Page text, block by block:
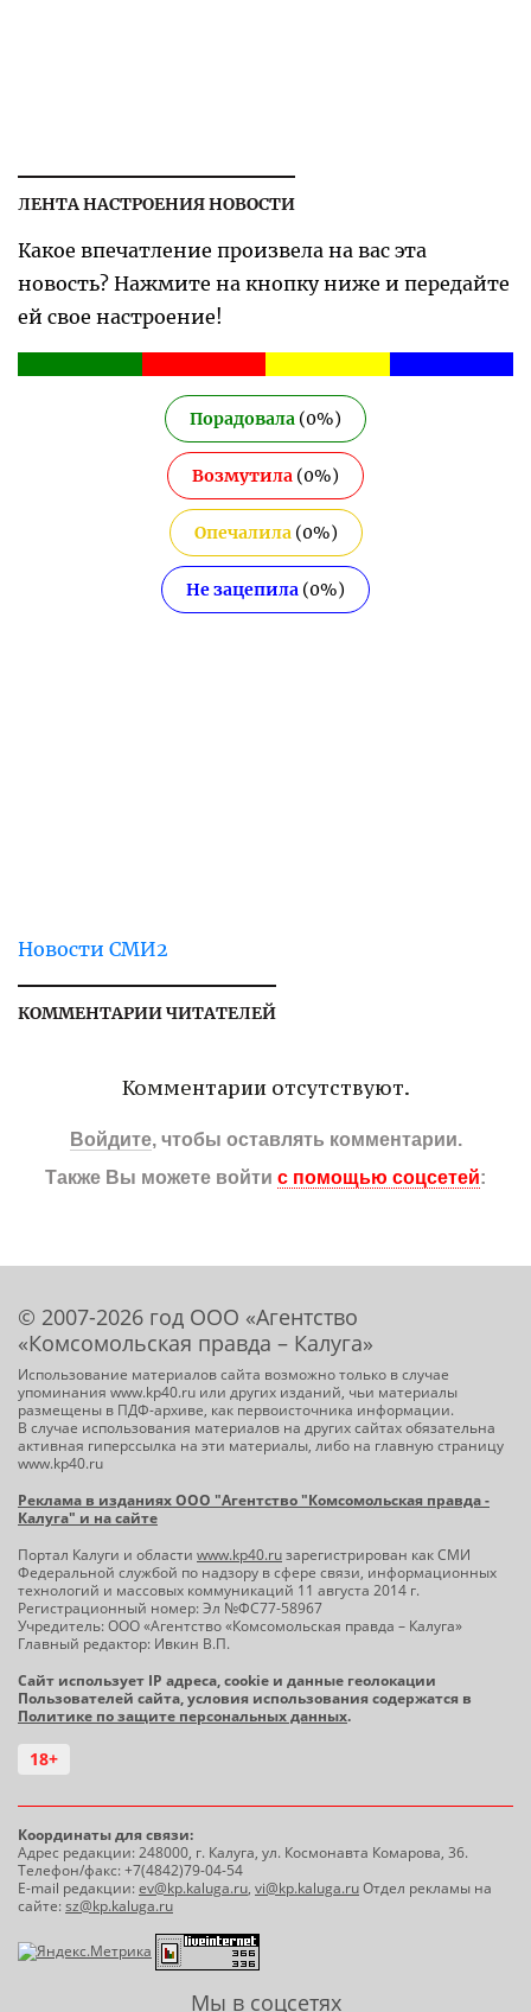
ЛЕНТА НАСТРОЕНИЯ НОВОСТИ
Какое впечатление произвела на вас эта
новость? Нажмите на кнопку ниже и передайте
ей свое настроение!
Порадовала (0%)
Возмутила (0%)
Опечалила(0%)
Не зацепила (0%)
Новости СМИ2
КОММЕНТАРИИ ЧИТАТЕЛЕЙ
Комментарии отсутствуют.
Войдите, чтобы оставлять комментарии.
Также Вы можете войти с помощью соцсетей:
© 2007-2026 год ООО «Агентство
«Комсомольская правда – Калуга»
Использование материалов сайта возможно только в случае
упоминания www.kp40.ru или других изданий, чьи материалы
размещены в ПДФ-архиве, как первоисточника информации.
В случае использования материалов на других сайтах обязательна
активная гиперссылка на эти материалы, либо на главную страницу
www.kp40.ru
Реклама в изданиях ООО "Агентство "Комсомольская правда -
Калуга" и на сайте
Портал Калуги и области www.kp40.ruзарегистрирован как СМИ
Федеральной службой по надзору в сфере связи, информационных
технологий и массовых коммуникаций 11 августа 2014 г.
Регистрационный номер: Эл №ФС77-58967
Учредитель: ООО «Агентство «Комсомольская правда – Калуга»
Главный редактор: Ивкин В.П.
Сайт использует IP адреса, cookie и данные геолокации
Пользователей сайта, условия использования содержатся в
Политике по защите персональных данных.
18+
Координаты для связи:
Адрес редакции: 248000, г. Калуга, ул. Космонавта Комарова, 36.
Телефон/факс: +7(4842)79-04-54
E-mail редакции:ev@kp.kaluga.ru, vi@kp.kaluga.ruОтдел рекламы на
сайте:sz@kp.kaluga.ru
Мы в соцсетях